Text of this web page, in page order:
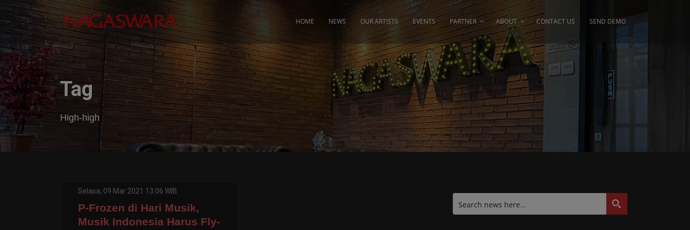
HOME NEWS OUR ARTISTS EVENTS PARTNER ABOUT CONTACT US SEND DEMO
Tag
High-high
Selasa, 09 Mar 2021 13:06 WIB
P-Frozen di Hari Musik,
Musik Indonesia Harus Fly-
modal-check